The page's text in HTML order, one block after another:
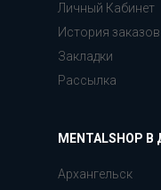
Личный Кабинет
История заказов
Закладки
Рассылка
MENTALSHOP
Архангельск